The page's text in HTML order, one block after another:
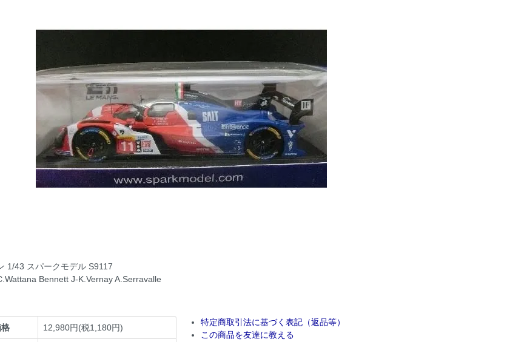
1/43 スパークモデル S9117
Bennett J-K.Vernay A.Serravalle
12,980円(税1,180円)
特定商取引法に基づく表記（返品等）
この商品を友達に教える